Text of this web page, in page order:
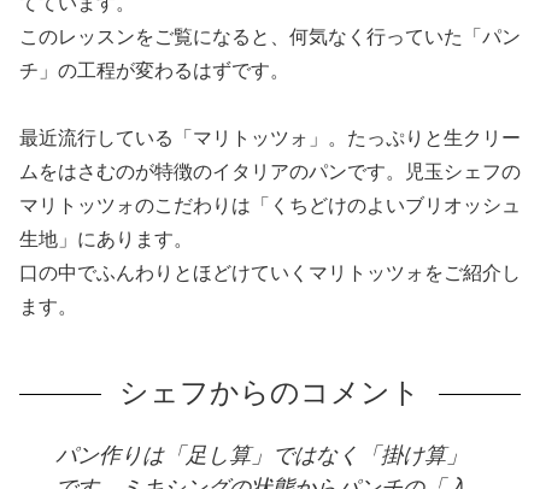
このレッスンをご覧になると、何気なく行っていた「パン
チ」の工程が変わるはずです。
最近流行している「マリトッツォ」。たっぷりと生クリー
ムをはさむのが特徴のイタリアのパンです。児玉シェフの
マリトッツォのこだわりは「くちどけのよいブリオッシュ
生地」にあります。
口の中でふんわりとほどけていくマリトッツォをご紹介し
ます。
シェフからのコメント
パン作りは「足し算」ではなく「掛け算」